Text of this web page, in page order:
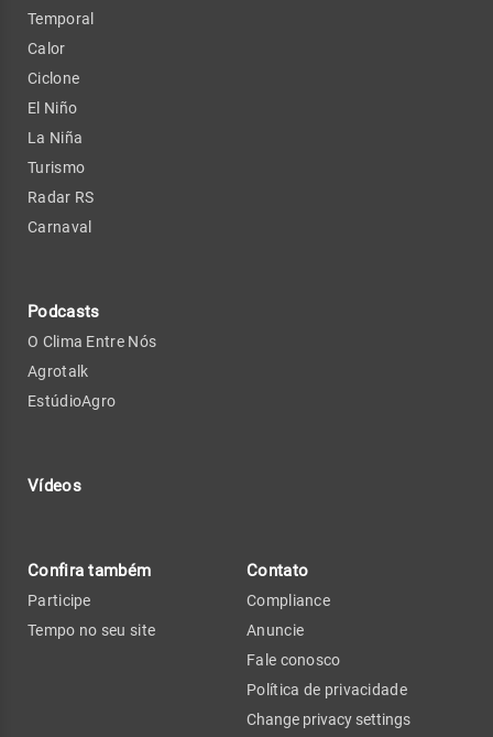
Temporal
Calor
Ciclone
El Niño
La Niña
Turismo
Radar RS
Carnaval
Podcasts
O Clima Entre Nós
Agrotalk
EstúdioAgro
Vídeos
Confira também
Participe
Tempo no seu site
Contato
Compliance
Anuncie
Fale conosco
Política de privacidade
Change privacy settings